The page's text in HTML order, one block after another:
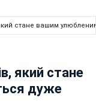
стане вашим
який стане
дуже